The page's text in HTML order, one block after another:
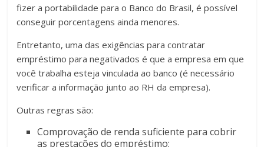
fizer a portabilidade para o Banco do Brasil, é possível
conseguir porcentagens ainda menores.
Entretanto, uma das exigências para contratar
empréstimo para negativados é que a empresa em que
você trabalha esteja vinculada ao banco (é necessário
verificar a informação junto ao RH da empresa).
Outras regras são:
Comprovação de renda suficiente para cobrir
as prestações do empréstimo;